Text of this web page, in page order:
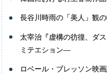
長谷川時雨の「美人」観
太宰治『虚構の彷徨、ダ
ミテエション—
ロベール・ブレッソン映